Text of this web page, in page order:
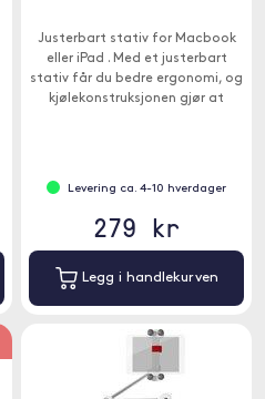
Justerbart stativ for Macbook
eller iPad . Med et justerbart
stativ får du bedre ergonomi, og
kjølekonstruksjonen gjør at
Levering ca. 4-10 hverdager
279 kr
Legg i handlekurven